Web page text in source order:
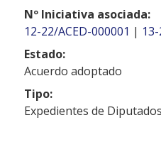
Nº Iniciativa asociada:
12-22/ACED-000001 |
Estado:
Acuerdo adoptado
Tipo:
Expedientes de Diputados